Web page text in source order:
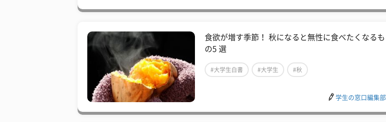
食欲が増す季節！ 秋になると無性に食べたくなるも
の5 選
#大学生白書 #大学生 #秋
学生の窓口編集部